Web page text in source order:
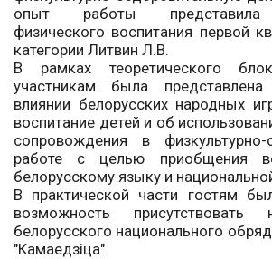
опыт работы представила
физического воспитания первой
категории Литвин Л.В.
В рамках теоретического
участникам была
влиянии белорусских народных
воспитание детей и об
сопровождения в физкультурно-
работе с целью приобщения
белорусскому языку и
В практической части гостям
возможность присутствовать
белорусского национального
"Камаедзiца".